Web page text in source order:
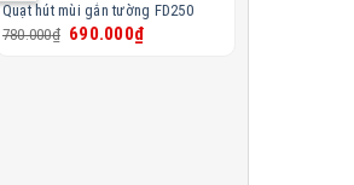
Quạt hút mùi gắn tường FD250
780.000₫ Giá
690.000₫Giá